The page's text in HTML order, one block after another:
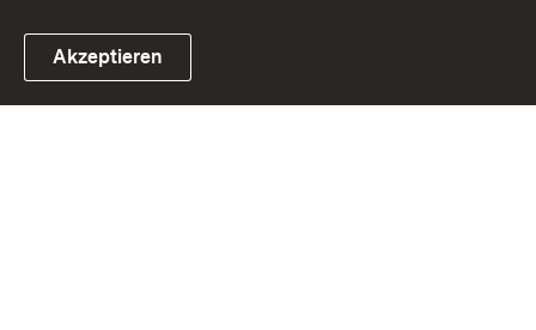
Link zum Landesportal
Akzeptieren